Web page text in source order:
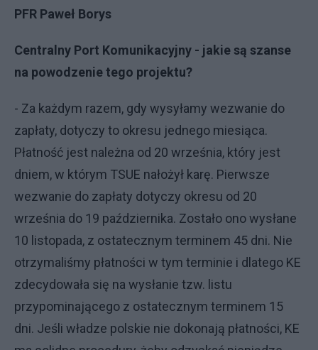
PFR Paweł Borys
Centralny Port Komunikacyjny - jakie są szanse
na powodzenie tego projektu?
- Za każdym razem, gdy wysyłamy wezwanie do
zapłaty, dotyczy to okresu jednego miesiąca.
Płatność jest należna od 20 września, który jest
dniem, w którym TSUE nałożył karę. Pierwsze
wezwanie do zapłaty dotyczy okresu od 20
września do 19 października. Zostało ono wysłane
10 listopada, z ostatecznym terminem 45 dni. Nie
otrzymaliśmy płatności w tym terminie i dlatego KE
zdecydowała się na wysłanie tzw. listu
przypominającego z ostatecznym terminem 15
dni. Jeśli władze polskie nie dokonają płatności, KE